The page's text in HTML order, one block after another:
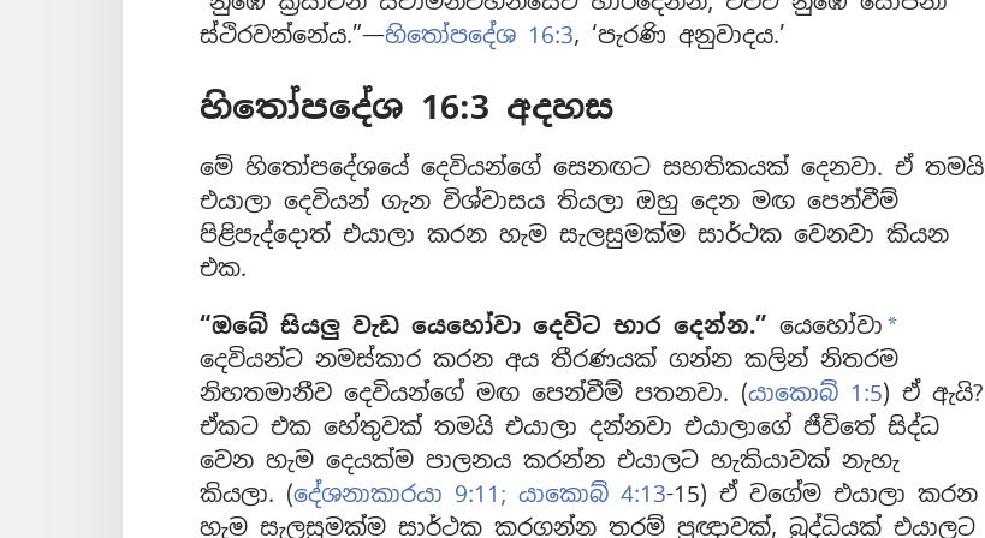
ස්ථිරවන්නේය.”—හිතෝපදේශ 16:3, ‘පැරණි අනුවාදය.’
හිතෝපදේශ 16:3 අදහස
මේ හිතෝපදේශයේ දෙවියන්ගේ සෙනඟට සහතිකයක් දෙනවා. ඒ තමයි
එයාලා දෙවියන් ගැන විශ්වාසය තියලා ඔහු දෙන මඟ පෙන්වීම්
පිළිපැද්දොත් එයාලා කරන හැම සැලසුමක්ම සාර්ථක වෙනවා කියන
එක.
“ඔබේ සියලු වැඩ යෙහෝවා දෙවිට භාර දෙන්න.” යෙහෝවා a
දෙවියන්ට නමස්කාර කරන අය තීරණයක් ගන්න කලින් නිතරම
නිහතමානීව දෙවියන්ගේ මඟ පෙන්වීම් පතනවා. (යාකොබ් 1:5) ඒ ඇයි?
ඒකට එක හේතුවක් තමයි එයාලා දන්නවා එයාලාගේ ජීවිතේ සිද්ධ
වෙන හැම දෙයක්ම පාලනය කරන්න එයාලට හැකියාවක් නැහැ
කියලා. (දේශනාකාරයා 9:11; යාකොබ් 4:13-15) ඒ වගේම එයාලා කරන
හැම සැලසුමක්ම සාර්ථක කරගන්න තරම් ප්‍රඥාවක්, බුද්ධියක් එයාලට